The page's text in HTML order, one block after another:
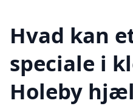
Hvad kan
speciale i
Holeby